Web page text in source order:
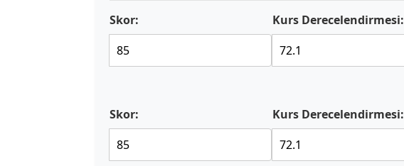
Skor: Kurs Derecelendirmesi:
Skor: Kurs Derecelendirmesi: